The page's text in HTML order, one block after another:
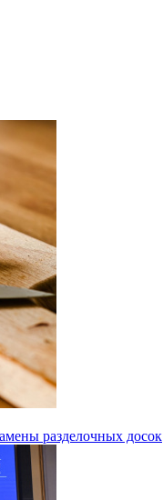
разделочных досок